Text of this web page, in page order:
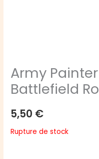
Army
Battlefield
5,50 €
Rupture de stock